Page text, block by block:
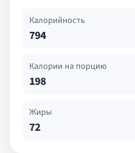
Калорийность
794
Калории на порцию
198
Жиры
72